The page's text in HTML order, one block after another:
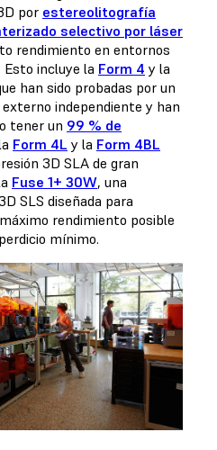
por estereolitografía
selectivo por láser
rendimiento en entornos
Esto incluye la Form 4 y la
han sido probadas por un
independiente y han
tener un 99 % de
Form 4L y la Form 4BL
3D SLA de gran
Fuse 1+ 30W, una
SLS diseñada para
rendimiento posible
mínimo.